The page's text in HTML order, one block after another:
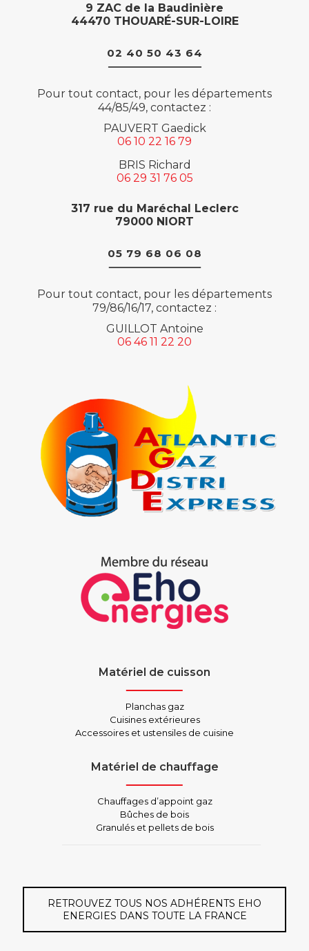
9 ZAC de la Baudinière
44470 THOUARÉ-SUR-LOIRE
02 40 50 43 64
Pour tout contact, pour les départements
44/85/49, contactez :
PAUVERT Gaedick
06 10 22 16 79
BRIS Richard
06 29 31 76 05
317 rue du Maréchal Leclerc
79000 NIORT
05 79 68 06 08
Pour tout contact, pour les départements
79/86/16/17, contactez :
GUILLOT Antoine
06 46 11 22 20
Matériel de cuisson
Planchas gaz
Cuisines extérieures
Accessoires et ustensiles de cuisine
Matériel de chauffage
Chauffages d’appoint gaz
Bûches de bois
Granulés et pellets de bois
RETROUVEZ TOUS NOS ADHÉRENTS EHO
ENERGIES DANS TOUTE LA FRANCE